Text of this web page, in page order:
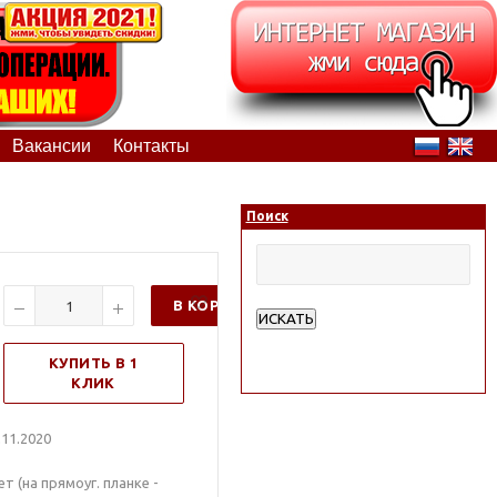
Вакансии Контакты
В КОРЗИНУ
КУПИТЬ В 1
КЛИК
(на прямоуг. планке -
Поиск
ИСКАТЬ